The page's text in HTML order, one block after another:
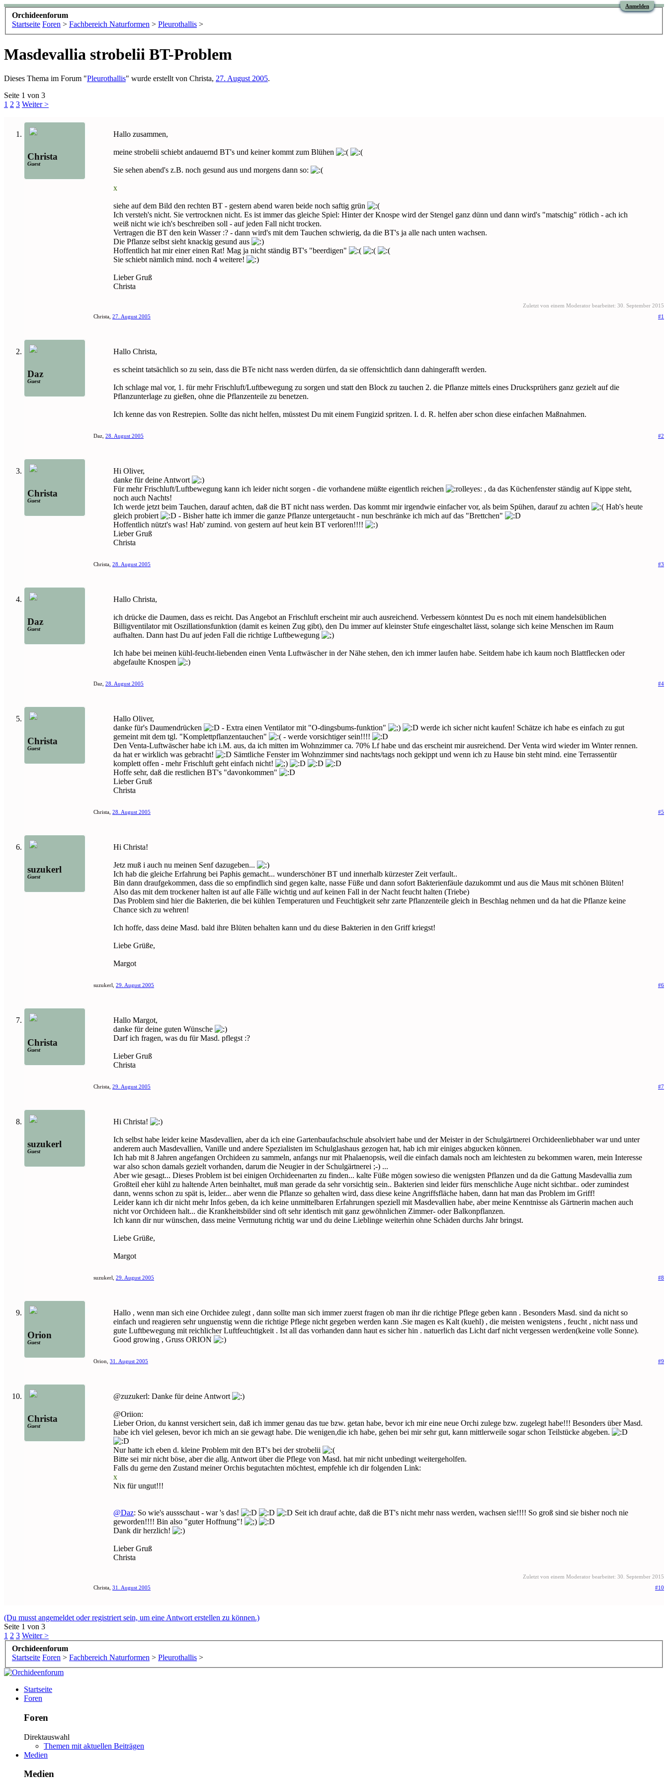
Anmelden
Orchideenforum
Startseite Foren > Fachbereich Naturformen > Pleurothallis >
Masdevallia strobelii BT-Problem
Dieses Thema im Forum "Pleurothallis" wurde erstellt von Christa, 27. August 2005.
Seite 1 von 3
1 2 3 Weiter >
Christa
Guest
Hallo zusammen,
meine strobelii schiebt andauernd BT's und keiner kommt zum Blühen
Sie sehen abend's z.B. noch gesund aus und morgens dann so:
x
siehe auf dem Bild den rechten BT - gestern abend waren beide noch saftig grün
Ich versteh's nicht. Sie vertrocknen nicht. Es ist immer das gleiche Spiel: Hinter der Knospe wird der Stengel ganz dünn und dann wird's "matschig" rötlich - ach ich
weiß nicht wie ich's beschreiben soll - auf jeden Fall nicht trocken.
Vertragen die BT den kein Wasser :? - dann wird's mit dem Tauchen schwierig, da die BT's ja alle nach unten wachsen.
Die Pflanze selbst sieht knackig gesund aus
Hoffentlich hat mir einer einen Rat! Mag ja nicht ständig BT's "beerdigen"
Sie schiebt nämlich mind. noch 4 weitere!
Lieber Gruß
Christa
Zuletzt von einem Moderator bearbeitet: 30. September 2015
Christa, 27. August 2005 #1
Daz
Guest
Hallo Christa,
es scheint tatsächlich so zu sein, dass die BTe nicht nass werden dürfen, da sie offensichtlich dann dahingerafft werden.
Ich schlage mal vor, 1. für mehr Frischluft/Luftbewegung zu sorgen und statt den Block zu tauchen 2. die Pflanze mittels eines Drucksprühers ganz gezielt auf die
Pflanzunterlage zu gießen, ohne die Pflanzenteile zu benetzen.
Ich kenne das von Restrepien. Sollte das nicht helfen, müsstest Du mit einem Fungizid spritzen. I. d. R. helfen aber schon diese einfachen Maßnahmen.
Daz, 28. August 2005 #2
Christa
Guest
Hi Oliver,
danke für deine Antwort
Für mehr Frischluft/Luftbewegung kann ich leider nicht sorgen - die vorhandene müßte eigentlich reichen
, da das Küchenfenster ständig auf Kippe steht,
noch auch Nachts!
Ich werde jetzt beim Tauchen, darauf achten, daß die BT nicht nass werden. Das kommt mir irgendwie einfacher vor, als beim Spühen, darauf zu achten
Hab's heute
gleich probiert
- Bisher hatte ich immer die ganze Pflanze untergetaucht - nun beschränke ich mich auf das "Brettchen"
Hoffentlich nützt's was! Hab' zumind. von gestern auf heut kein BT verloren!!!!
Lieber Gruß
Christa
Christa, 28. August 2005 #3
Daz
Guest
Hallo Christa,
ich drücke die Daumen, dass es reicht. Das Angebot an Frischluft erscheint mir auch ausreichend. Verbessern könntest Du es noch mit einem handelsüblichen
Billigventilator mit Oszillationsfunktion (damit es keinen Zug gibt), den Du immer auf kleinster Stufe eingeschaltet lässt, solange sich keine Menschen im Raum
aufhalten. Dann hast Du auf jeden Fall die richtige Luftbewegung
Ich habe bei meinen kühl-feucht-liebenden einen Venta Luftwäscher in der Nähe stehen, den ich immer laufen habe. Seitdem habe ich kaum noch Blattflecken oder
abgefaulte Knospen
Daz, 28. August 2005 #4
Christa
Guest
Hallo Oliver,
danke für's Daumendrücken
- Extra einen Ventilator mit "O-dingsbums-funktion"
werde ich sicher nicht kaufen! Schätze ich habe es einfach zu gut
gemeint mit dem tgl. "Komplettpflanzentauchen"
- werde vorsichtiger sein!!!!
Den Venta-Luftwäscher habe ich i.M. aus, da ich mitten im Wohnzimmer ca. 70% Lf habe und das erscheint mir ausreichend. Der Venta wird wieder im Winter rennen.
da hat er wirklich was gebracht!
Sämtliche Fenster im Wohnzimmer sind nachts/tags noch gekippt und wenn ich zu Hause bin steht mind. eine Terrassentür
komplett offen - mehr Frischluft geht einfach nicht!
Hoffe sehr, daß die restlichen BT's "davonkommen"
Lieber Gruß
Christa
Christa, 28. August 2005 #5
suzukerl
Guest
Hi Christa!
Jetz muß i auch nu meinen Senf dazugeben...
Ich hab die gleiche Erfahrung bei Paphis gemacht... wunderschöner BT und innerhalb kürzester Zeit verfault..
Bin dann draufgekommen, dass die so empfindlich sind gegen kalte, nasse Füße und dann sofort Bakterienfäule dazukommt und aus die Maus mit schönen Blüten!
Also das mit dem trockener halten ist auf alle Fälle wichtig und auf keinen Fall in der Nacht feucht halten (Triebe)
Das Problem sind hier die Bakterien, die bei kühlen Temperaturen und Feuchtigkeit sehr zarte Pflanzenteile gleich in Beschlag nehmen und da hat die Pflanze keine
Chance sich zu wehren!
Ich hoffe, dass deine Masd. bald ihre Blüten behalten kann und du diese Bakterien in den Griff kriegst!
Liebe Grüße,
Margot
suzukerl, 29. August 2005 #6
Christa
Guest
Hallo Margot,
danke für deine guten Wünsche
Darf ich fragen, was du für Masd. pflegst :?
Lieber Gruß
Christa
Christa, 29. August 2005 #7
suzukerl
Guest
Hi Christa!
Ich selbst habe leider keine Masdevallien, aber da ich eine Gartenbaufachschule absolviert habe und der Meister in der Schulgärtnerei Orchideenliebhaber war und unter
anderem auch Masdevallien, Vanille und andere Spezialisten im Schulglashaus gezogen hat, hab ich mir einiges abgucken können.
Ich hab mit 8 Jahren angefangen Orchideen zu sammeln, anfangs nur mit Phalaenopsis, weil die einfach damals noch am leichtesten zu bekommen waren, mein Interesse
war also schon damals gezielt vorhanden, darum die Neugier in der Schulgärtnerei ;-) ...
Aber wie gesagt... Dieses Problem ist bei einigen Orchideenarten zu finden... kalte Füße mögen sowieso die wenigsten Pflanzen und da die Gattung Masdevallia zum
Großteil eher kühl zu haltende Arten beinhaltet, muß man gerade da sehr vorsichtig sein.. Bakterien sind leider fürs menschliche Auge nicht sichtbar.. oder zumindest
dann, wenns schon zu spät is, leider... aber wenn die Pflanze so gehalten wird, dass diese keine Angriffsfläche haben, dann hat man das Problem im Griff!
Leider kann ich dir nicht mehr Infos geben, da ich keine unmittelbaren Erfahrungen speziell mit Masdevallien habe, aber meine Kenntnisse als Gärtnerin machen auch
nicht vor Orchideen halt... die Krankheitsbilder sind oft sehr identisch mit ganz gewöhnlichen Zimmer- oder Balkonpflanzen.
Ich kann dir nur wünschen, dass meine Vermutung richtig war und du deine Lieblinge weiterhin ohne Schäden durchs Jahr bringst.
Liebe Grüße,
Margot
suzukerl, 29. August 2005 #8
Orion
Guest
Hallo , wenn man sich eine Orchidee zulegt , dann sollte man sich immer zuerst fragen ob man ihr die richtige Pflege geben kann . Besonders Masd. sind da nicht so
einfach und reagieren sehr unguenstig wenn die richtige Pflege nicht gegeben werden kann .Sie magen es Kalt (kuehl) , die meisten wenigstens , feucht , nicht nass und
gute Luftbewegung mit reichlicher Luftfeuchtigkeit . Ist all das vorhanden dann haut es sicher hin . natuerlich das Licht darf nicht vergessen werden(keine volle Sonne).
Good growing , Gruss ORION
Orion, 31. August 2005 #9
Christa
Guest
@zuzukerl: Danke für deine Antwort
@Oriion:
Lieber Orion, du kannst versichert sein, daß ich immer genau das tue bzw. getan habe, bevor ich mir eine neue Orchi zulege bzw. zugelegt habe!!! Besonders über Masd.
habe ich viel gelesen, bevor ich mich an sie gewagt habe. Die wenigen,die ich habe, gehen bei mir sehr gut, kann mittlerweile sogar schon Teilstücke abgeben.
Nur hatte ich eben d. kleine Problem mit den BT's bei der strobelii
Bitte sei mir nicht böse, aber die allg. Antwort über die Pflege von Masd. hat mir nicht unbedingt weitergeholfen.
Falls du gerne den Zustand meiner Orchis begutachten möchtest, empfehle ich dir folgenden Link:
x
Nix für ungut!!!
@Daz: So wie's aussschaut - war 's das!
Seit ich drauf achte, daß die BT's nicht mehr nass werden, wachsen sie!!!! So groß sind sie bisher noch nie
geworden!!!! Bin also "guter Hoffnung"!
Dank dir herzlich!
Lieber Gruß
Christa
Zuletzt von einem Moderator bearbeitet: 30. September 2015
Christa, 31. August 2005 #10
(Du musst angemeldet oder registriert sein, um eine Antwort erstellen zu können.)
Seite 1 von 3
1 2 3 Weiter >
Orchideenforum
Startseite Foren > Fachbereich Naturformen > Pleurothallis >
Startseite
Foren
Foren
Direktauswahl
Themen mit aktuellen Beiträgen
Medien
Medien